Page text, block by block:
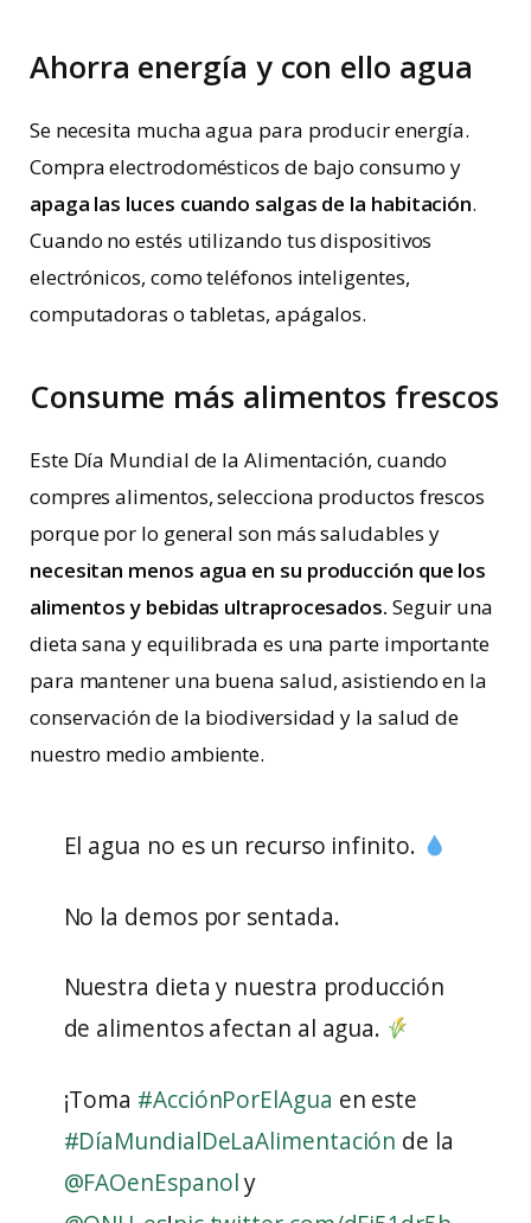
Ahorra energía y con ello agua
Se necesita mucha agua para producir energía.
Compra electrodomésticos de bajo consumo y
apaga las luces cuando salgas de la habitación.
Cuando no estés utilizando tus dispositivos
electrónicos, como teléfonos inteligentes,
computadoras o tabletas, apágalos.
Consume más alimentos frescos
Este Día Mundial de la Alimentación, cuando
compres alimentos, selecciona productos frescos
porque por lo general son más saludables y
necesitan menos agua en su producción que los
alimentos y bebidas ultraprocesados. Seguir una
dieta sana y equilibrada es una parte importante
para mantener una buena salud, asistiendo en la
conservación de la biodiversidad y la salud de
nuestro medio ambiente.
El agua no es un recurso infinito.
No la demos por sentada.
Nuestra dieta y nuestra producción
de alimentos afectan al agua.
¡Toma #AcciónPorElAgua en este
#DíaMundialDeLaAlimentación de la
@FAOenEspanoly